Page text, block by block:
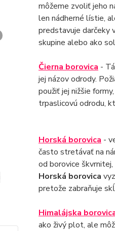
môžeme zvoliť jeho
len nádherné lístie,
predstavuje darčeky
skupine alebo ako
Čierna borovica -
jej názov odrody.
použiť jej nižšie
trpaslicovú odrodu,
Horská borovica -
často stretávať na
od borovice
Horská borovica
pretože zabraňuje
Himalájska
ako živý plot, ale